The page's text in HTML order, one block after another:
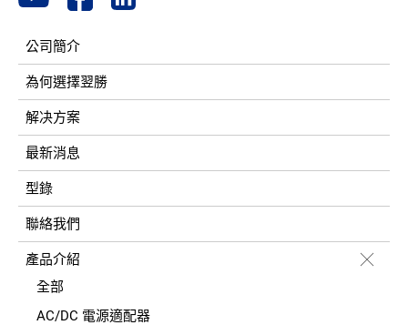
公司簡介
為何選擇翌勝
解决方案
最新消息
型錄
聯絡我們
產品介紹
全部
AC/DC 電源適配器